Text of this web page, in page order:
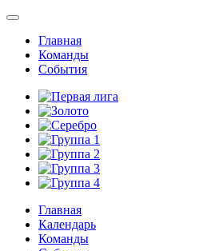
Главная
Команды
События
Главная
Календарь
Команды